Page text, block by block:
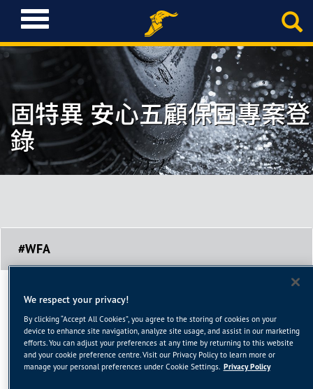
T
o
g
n
a
v
g
o
n
固特異 安心五顧保固專案登
錄
#WFA
We respect your privacy!
By clicking “Accept All Cookies”, you agree to the storing of cookies on your
device to enhance site navigation, analyze site usage, and assist in our marketing
efforts. You can adjust your preferences at any time by returning to this website
and your cookie preference centre. Visit our Privacy Policy to learn more or
manage your personal preferences under Cookie Settings. Privacy Policy